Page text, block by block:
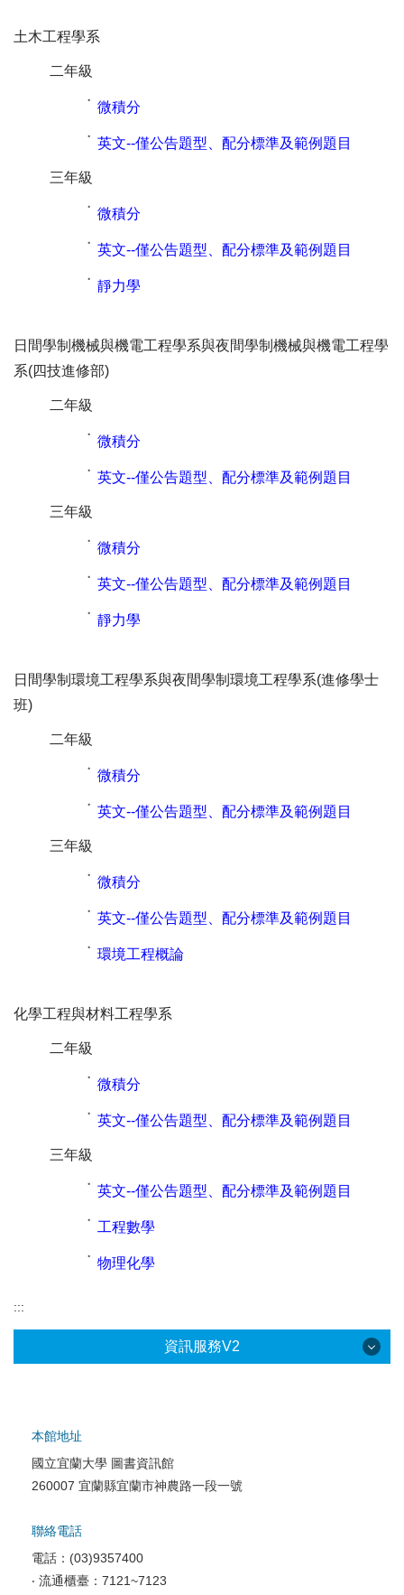
土木工程學系
二年級
˙ 微積分
˙ 英文--僅公告題型、配分標準及範例題目
三年級
˙ 微積分
˙ 英文--僅公告題型、配分標準及範例題目
˙ 靜力學
日間學制機械與機電工程學系與夜間學制機械與機電工程學
系(四技進修部)
二年級
˙ 微積分
˙ 英文--僅公告題型、配分標準及範例題目
三年級
˙ 微積分
˙ 英文--僅公告題型、配分標準及範例題目
˙ 靜力學
日間學制環境工程學系與夜間學制環境工程學系(進修學士
班)
二年級
˙ 微積分
˙ 英文--僅公告題型、配分標準及範例題目
三年級
˙ 微積分
˙ 英文--僅公告題型、配分標準及範例題目
˙ 環境工程概論
化學工程與材料工程學系
二年級
˙ 微積分
˙ 英文--僅公告題型、配分標準及範例題目
三年級
˙ 英文--僅公告題型、配分標準及範例題目
˙ 工程數學
˙ 物理化學
:::
資訊服務V2
校園網路服務
校園資訊安全
電腦教室相關
本館地址
國立宜蘭大學 圖書資訊館
260007 宜蘭縣宜蘭市神農路一段一號
聯絡電話
電話：(03)9357400
‧ 流通櫃臺：7121~7123